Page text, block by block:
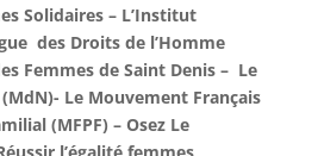
Solidaires – L’Institut
des Droits de l’Homme
Femmes de Saint Denis – Le
Le Mouvement Français
(MFPF) – Osez Le